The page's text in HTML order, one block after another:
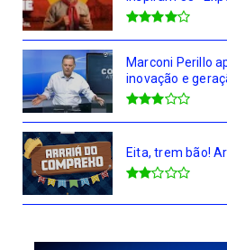
Marconi Perillo
inovação e
Eita, trem bão!